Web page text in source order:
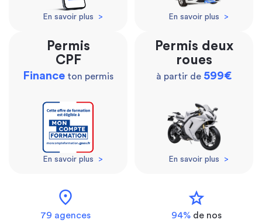
En savoir plus > En savoir plus >
Permis
CPF
Finance ton permis
En savoir plus >
Permis deux
roues
à partir de 599€
En savoir plus >
location_on
79 agences
star
94% de nos